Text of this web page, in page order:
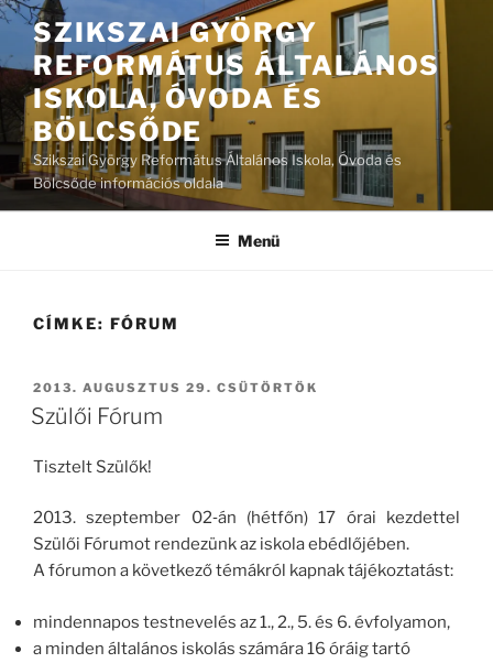
Tartalomhoz
SZIKSZAI GYÖRGY
REFORMÁTUS ÁLTALÁNOS
ISKOLA, ÓVODA ÉS
BÖLCSŐDE
Szikszai György Református Általános Iskola, Óvoda és
Bölcsőde információs oldala
Menü
CÍMKE: FÓRUM
BEKÜLDVE:
2013. AUGUSZTUS 29. CSÜTÖRTÖK
Szülői Fórum
Tisztelt Szülők!
2013. szeptember 02‐án (hétfőn) 17 órai kezdettel
Szülői Fórumot rendezünk az iskola ebédlőjében.
A fórumon a következő témákról kapnak tájékoztatást:
mindennapos testnevelés az 1., 2., 5. és 6. évfolyamon,
a minden általános iskolás számára 16 óráig tartó